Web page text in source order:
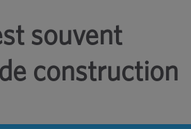
souvent
construction